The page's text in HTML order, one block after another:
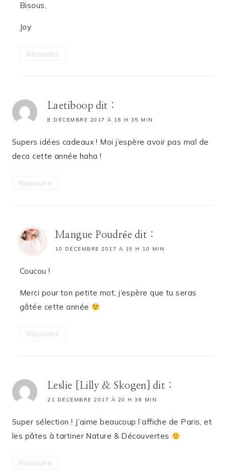
Bisous,
Joy
Répondre
Laetiboop dit :
8 DÉCEMBRE 2017 À 16 H 35 MIN
Supers idées cadeaux ! Moi j’espère avoir pas mal de
deco cette année haha !
Répondre
Mangue Poudrée dit :
10 DÉCEMBRE 2017 À 19 H 10 MIN
Coucou !
Merci pour ton petite mot, j’espère que tu seras
gâtée cette année
Répondre
Leslie [Lilly & Skogen] dit :
21 DÉCEMBRE 2017 À 20 H 38 MIN
Super sélection ! J’aime beaucoup l’affiche de Paris, et
les pâtes à tartiner Nature & Découvertes
Répondre